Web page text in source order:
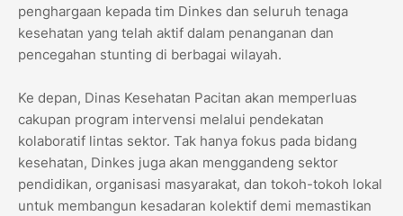
penghargaan kepada tim Dinkes dan seluruh tenaga
kesehatan yang telah aktif dalam penanganan dan
pencegahan stunting di berbagai wilayah.
Ke depan, Dinas Kesehatan Pacitan akan memperluas
cakupan program intervensi melalui pendekatan
kolaboratif lintas sektor. Tak hanya fokus pada bidang
kesehatan, Dinkes juga akan menggandeng sektor
pendidikan, organisasi masyarakat, dan tokoh-tokoh lokal
untuk membangun kesadaran kolektif demi memastikan